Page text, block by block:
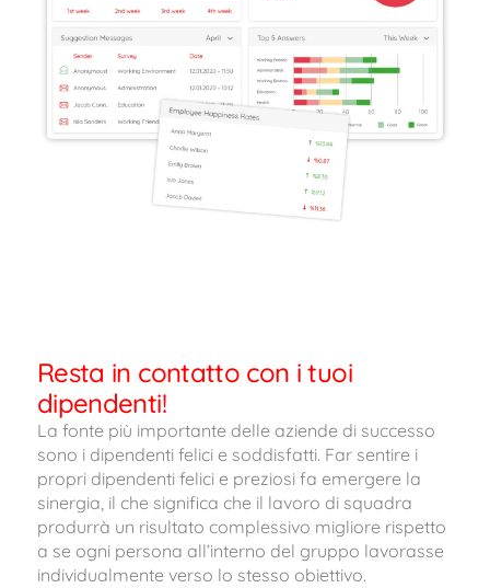
Resta in contatto con i tuoi
dipendenti!
La fonte più importante delle aziende di successo
sono i dipendenti felici e soddisfatti. Far sentire i
propri dipendenti felici e preziosi fa emergere la
sinergia, il che significa che il lavoro di squadra
produrrà un risultato complessivo migliore rispetto
a se ogni persona all’interno del gruppo lavorasse
individualmente verso lo stesso obiettivo.